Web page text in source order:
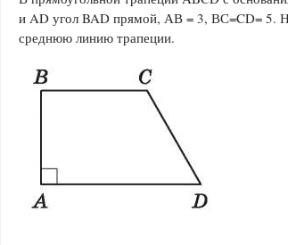
1752 ответа
Олимпиады
ответа
ответов
и AD угол BAD прямой, АВ = 3, ВС=CD= 5.
среднюю линию трапеции.